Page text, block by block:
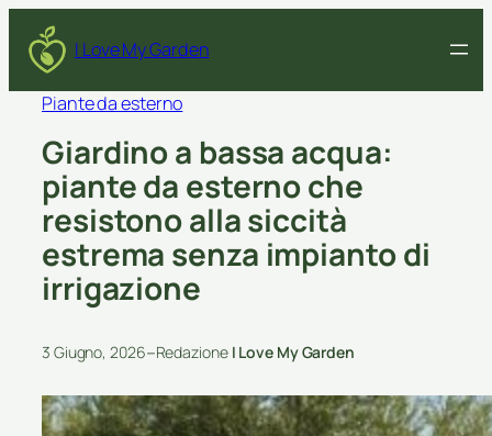
I Love My Garden
Piante da esterno
Giardino a bassa acqua:
piante da esterno che
resistono alla siccità
estrema senza impianto di
irrigazione
3 Giugno, 2026–Redazione I Love My Garden